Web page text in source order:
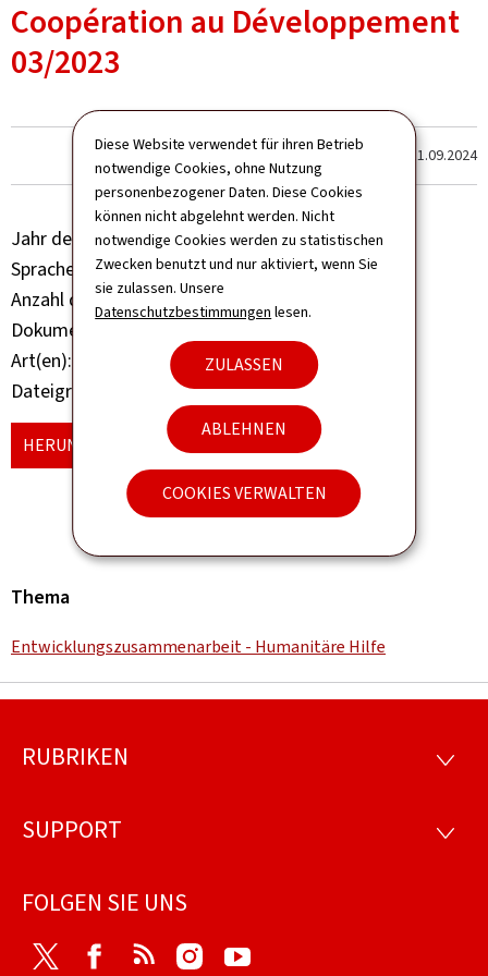
Diese Website verwendet für ihren Betrieb
notwendige Cookies, ohne Nutzung
personenbezogener Daten. Diese Cookies
können nicht abgelehnt werden. Nicht
notwendige Cookies werden zu statistischen
Zwecken benutzt und nur aktiviert, wenn Sie
sie zulassen. Unsere
Datenschutzbestimmungen lesen.
ZULASSEN
ABLEHNEN
COOKIES VERWALTEN
Coopération au Développement
03/2023
Zum letzten Mal aktualisiert am 11.09.2024
Jahr der Veröffentlichung 2023
Sprache(n) Französisch
Anzahl der Seiten 28 seite(n)
Dokumentformat
Art(en)
Broschüre Buch
Dateigröße
14,62 MB
HERUNTERLADEN (FR, PDF - 14,62 MB)
Thema
Entwicklungszusammenarbeit - Humanitäre Hilfe
Footer
RUBRIKEN
SUPPORT
FOLGEN SIE UNS
Twitter Facebook
RSS Instagram